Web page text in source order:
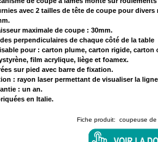
avec 2 tailles de tête de coupe pour divers
maximale de coupe : 30mm.
perpendiculaires de chaque côté de la table
pour : carton plume, carton rigide, carton
film acrylique, liège et foamex.
sur pied avec barre de fixation.
: rayon laser permettant de visualiser la
: un an.
en Italie.
Fiche produit: coupeuse de